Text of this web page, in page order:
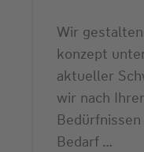
Wir
konzept
aktueller
wir nach
Bedarf …